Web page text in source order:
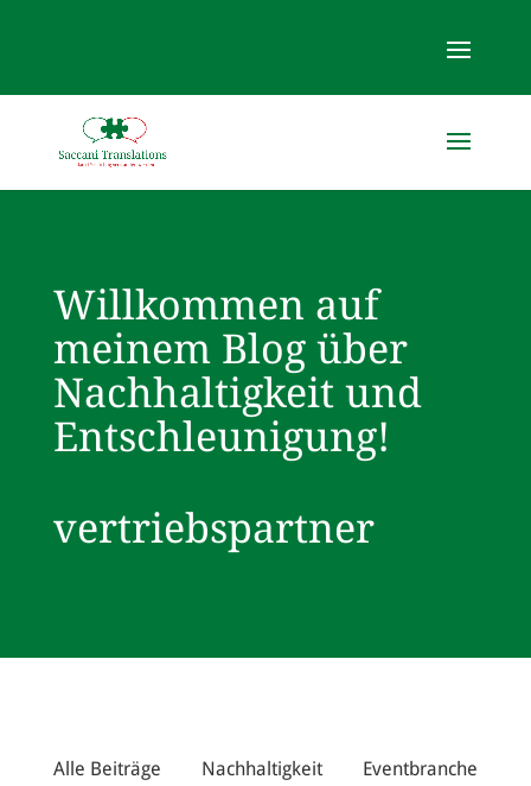
Willkommen auf
meinem Blog über
Nachhaltigkeit und
Entschleunigung!
vertriebspartner
Alle Beiträge Nachhaltigkeit
Eventbranche